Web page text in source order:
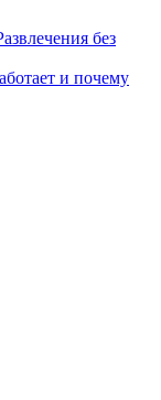
без
и почему